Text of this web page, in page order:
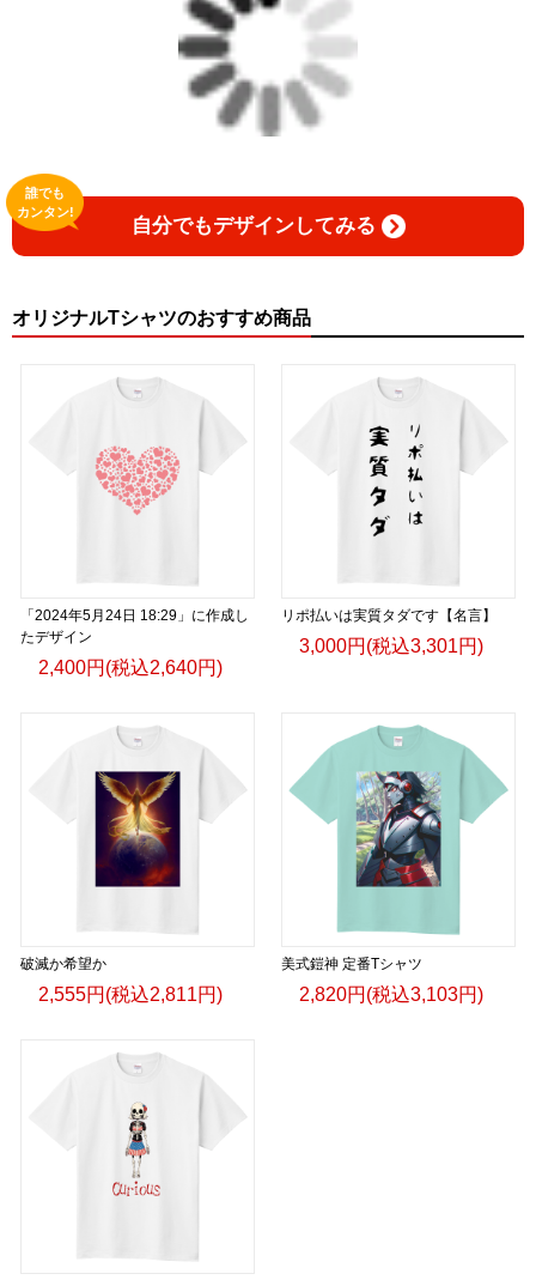
自分でもデザインしてみる
誰でも
カンタン!
オリジナルTシャツのおすすめ商品
「2024年5月24日 18:29」に作成し
たデザイン
2,400円(税込2,640円)
リポ払いは実質タダです【名言】
3,000円(税込3,301円)
破滅か希望か
2,555円(税込2,811円)
美式鎧神 定番Tシャツ
2,820円(税込3,103円)